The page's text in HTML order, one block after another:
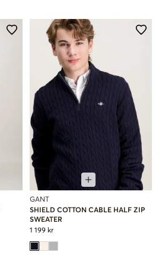
GANT
SHIELD COTTON CABLE HALF ZIP
SWEATER
1 199 kr